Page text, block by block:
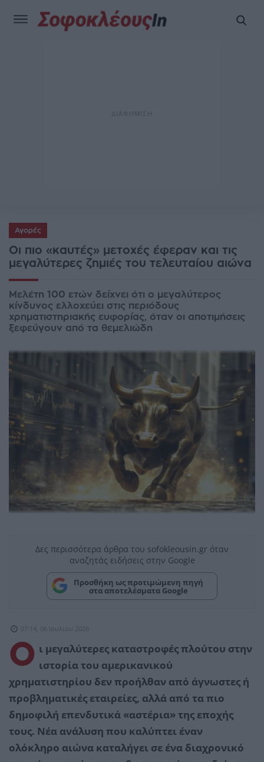
Αγορές
Οι πιο «καυτές» μετοχές έφεραν και τις
μεγαλύτερες ζημιές του τελευταίου αιώνα
Μελέτη 100 ετών δείχνει ότι ο μεγαλύτερος
κίνδυνος ελλοχεύει στις περιόδους
χρηματιστηριακής ευφορίας, όταν οι αποτιμήσεις
ξεφεύγουν από τα θεμελιώδη
Δες περισσότερα άρθρα του sofokleousin.gr όταν
αναζητάς ειδήσεις στην Google
Προσθήκη ως προτιμώμενη πηγή
στα αποτελέσματα Google
07:14, 06 Ιουλίου 2026
Ο ι μεγαλύτερες καταστροφές πλούτου στην
ιστορία του αμερικανικού
χρηματιστηρίου δεν προήλθαν από άγνωστες ή
προβληματικές εταιρείες, αλλά από τα πιο
δημοφιλή επενδυτικά «αστέρια» της εποχής
τους. Νέα ανάλυση που καλύπτει έναν
ολόκληρο αιώνα καταλήγει σε ένα διαχρονικό